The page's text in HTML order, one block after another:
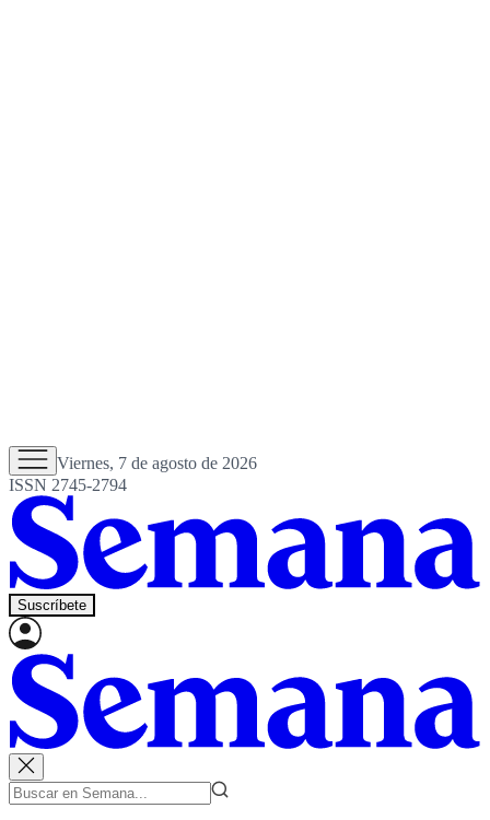
Viernes, 7 de agosto de 2026
ISSN 2745-2794
Suscríbete